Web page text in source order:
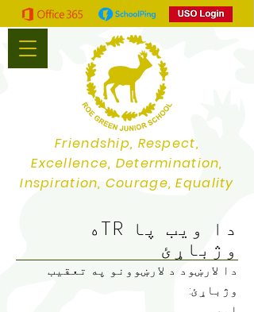
Friendship, Respect,
Excellence, Determination,
Inspiration, Courage, Equality
دا ویب پا TRه
وژباړئ
دا لارښود د لارښوونو په تعقیب
وژباړئ: